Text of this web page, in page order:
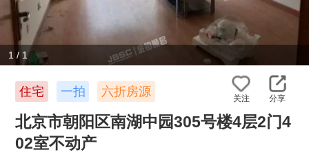
1 / 1
住宅 一拍 六折房源 关注 分享
北京市朝阳区南湖中园305号楼4层2门4
02室不动产